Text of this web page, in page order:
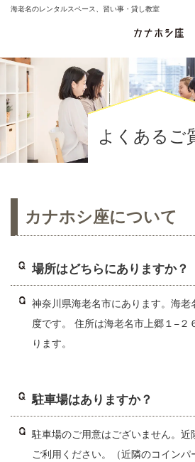
海老名のレンタルスペース、習い事・貸し教室
よくあるご
カナホシ座について
場所はどちらにありますか？
神奈川県海老名市にあります。海
度です。 住所は海老名市上郷１−２
ります。
駐車場はありますか？
駐車場のご用意はございません。
ご利用ください。（近隣のコイン